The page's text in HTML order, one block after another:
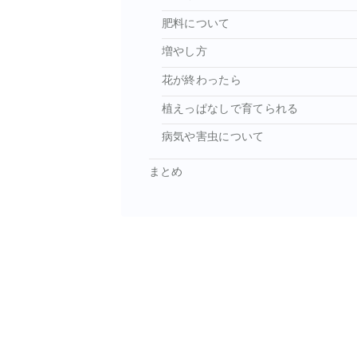
肥料について
増やし方
花が終わったら
植えっぱなしで育てられる
病気や害虫について
まとめ